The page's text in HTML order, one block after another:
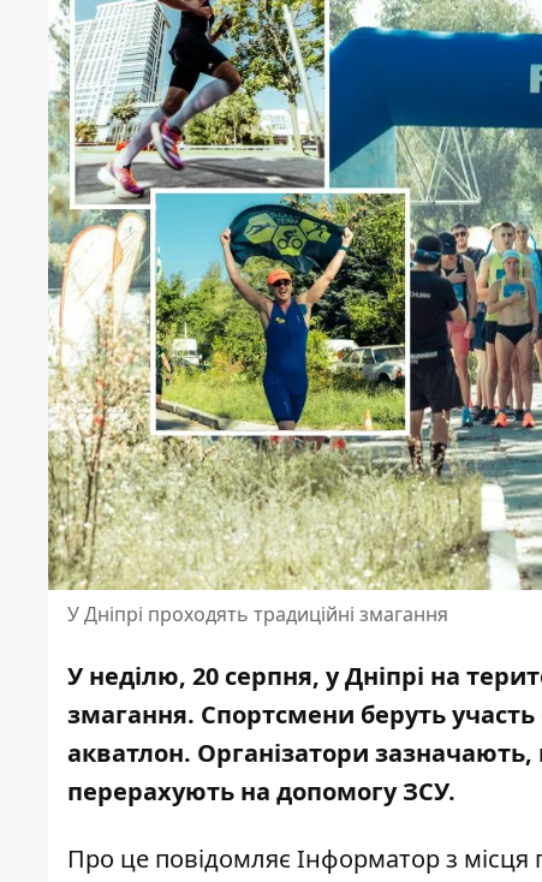
У Дніпрі проходять традиційні змагання
У неділю, 20 серпня, у Дніпрі на
змагання. Спортсмени беруть
акватлон. Організатори зазначають,
перерахують на допомогу ЗСУ.
Про це повідомляє Інформатор з місця